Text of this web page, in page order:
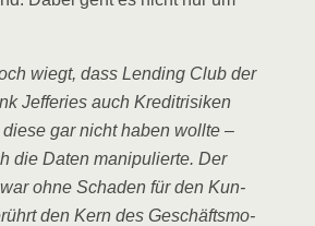
wiegt, dass Len­ding Club der
Jef­fe­ries auch Kre­dit­ri­si­ken
gar nicht haben woll­te –
die Daten mani­pu­lier­te. Der
ohne Scha­den für den Kun­
den Kern des Geschäfts­mo­